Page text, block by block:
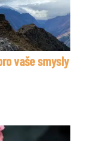
vaše smysly